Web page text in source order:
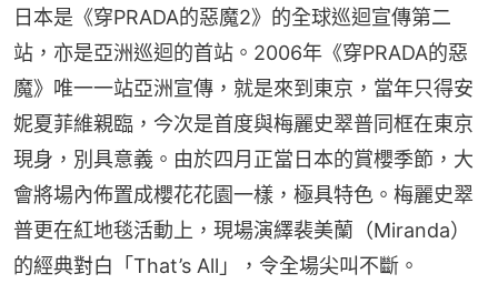
日本是《穿PRADA的惡魔2》的全球巡迴宣傳第二
站，亦是亞洲巡迴的首站。2006年《穿PRADA的惡
魔》唯一一站亞洲宣傳，就是來到東京，當年只得安
妮夏菲維親臨，今次是首度與梅麗史翠普同框在東京
現身，別具意義。由於四月正當日本的賞櫻季節，大
會將場內佈置成櫻花花園一樣，極具特色。梅麗史翠
普更在紅地毯活動上，現場演繹裴美蘭（Miranda）
的經典對白「That’s All」，令全場尖叫不斷。